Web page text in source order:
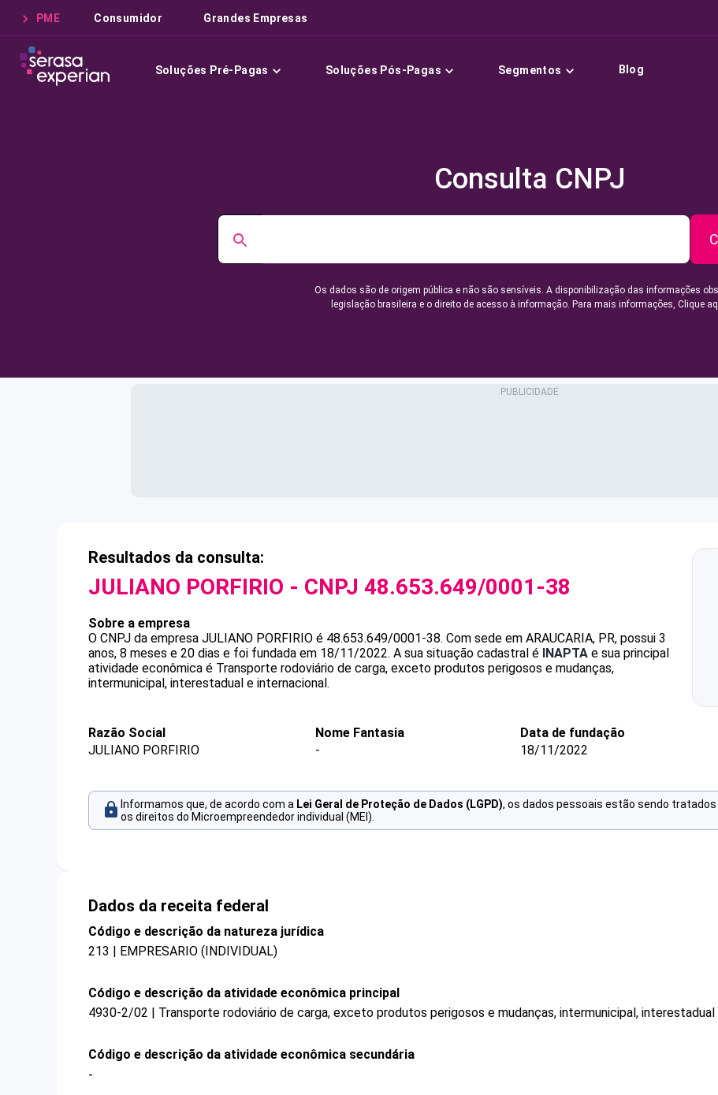
PME Consumidor Grandes Empresas
Soluções Pré-Pagas Soluções Pós-Pagas Segmentos Blog
Consulta CNPJ
Os dados são de origem pública e não são sensíveis. A disponibilização das informações
legislação brasileira e o direito de acesso à informação. Para mais informações, Clique
Resultados da consulta:
JULIANO PORFIRIO - CNPJ 48.653.649/0001-38
Sobre a empresa
O CNPJ da empresa JULIANO PORFIRIO é 48.653.649/0001-38. Com sede em ARAUCARIA, PR, possui 3
anos, 8 meses e 20 dias e foi fundada em 18/11/2022. A sua situação cadastral é INAPTA e sua principal
atividade econômica é Transporte rodoviário de carga, exceto produtos perigosos e mudanças,
intermunicipal, interestadual e internacional.
Razão Social
JULIANO PORFIRIO
Nome Fantasia
-
Data de fundação
18/11/2022
Informamos que, de acordo com a Lei Geral de Proteção de Dados (LGPD), os dados pessoais estão sendo
os direitos do Microempreendedor individual (MEI).
Dados da receita federal
Código e descrição da natureza jurídica
213 | EMPRESARIO (INDIVIDUAL)
Código e descrição da atividade econômica principal
4930-2/02 | Transporte rodoviário de carga, exceto produtos perigosos e mudanças, intermunicipal,
Código e descrição da atividade econômica secundária
-